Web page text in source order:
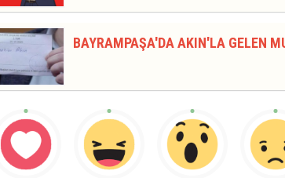
BAYRAMPAŞA'DA AKIN'LA GELEN